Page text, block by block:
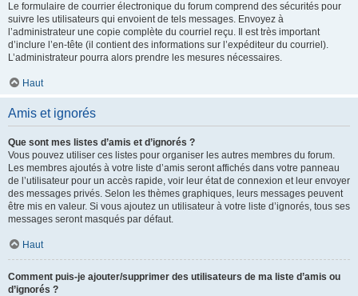
Le formulaire de courrier électronique du forum comprend des sécurités pour
suivre les utilisateurs qui envoient de tels messages. Envoyez à
l’administrateur une copie complète du courriel reçu. Il est très important
d’inclure l’en-tête (il contient des informations sur l’expéditeur du courriel).
L’administrateur pourra alors prendre les mesures nécessaires.
Haut
Amis et ignorés
Que sont mes listes d’amis et d’ignorés ?
Vous pouvez utiliser ces listes pour organiser les autres membres du forum.
Les membres ajoutés à votre liste d’amis seront affichés dans votre panneau
de l’utilisateur pour un accès rapide, voir leur état de connexion et leur envoyer
des messages privés. Selon les thèmes graphiques, leurs messages peuvent
être mis en valeur. Si vous ajoutez un utilisateur à votre liste d’ignorés, tous ses
messages seront masqués par défaut.
Haut
Comment puis-je ajouter/supprimer des utilisateurs de ma liste d’amis ou
d’ignorés ?